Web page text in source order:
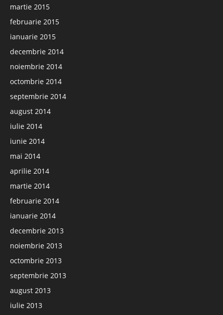
martie 2015
februarie 2015
ianuarie 2015
decembrie 2014
noiembrie 2014
octombrie 2014
septembrie 2014
august 2014
iulie 2014
iunie 2014
mai 2014
aprilie 2014
martie 2014
februarie 2014
ianuarie 2014
decembrie 2013
noiembrie 2013
octombrie 2013
septembrie 2013
august 2013
iulie 2013